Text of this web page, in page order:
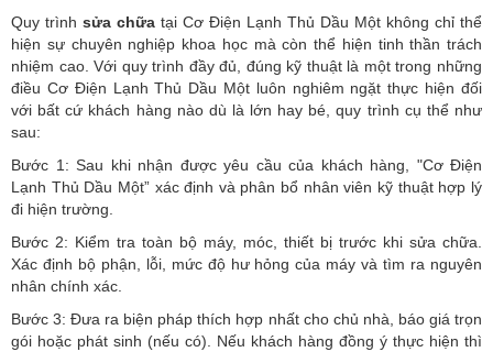
Quy trình sửa chữa tại Cơ Điện Lạnh Thủ Dầu Một không chỉ thể
hiện sự chuyên nghiệp khoa học mà còn thể hiện tinh thần trách
nhiệm cao. Với quy trình đầy đủ, đúng kỹ thuật là một trong những
điều Cơ Điện Lạnh Thủ Dầu Một luôn nghiêm ngặt thực hiện đối
với bất cứ khách hàng nào dù là lớn hay bé, quy trình cụ thể như
sau:
Bước 1: Sau khi nhận được yêu cầu của khách hàng, "Cơ Điện
Lạnh Thủ Dầu Một” xác định và phân bổ nhân viên kỹ thuật hợp lý
đi hiện trường.
Bước 2: Kiểm tra toàn bộ máy, móc, thiết bị trước khi sửa chữa.
Xác định bộ phận, lỗi, mức độ hư hỏng của máy và tìm ra nguyên
nhân chính xác.
Bước 3: Đưa ra biện pháp thích hợp nhất cho chủ nhà, báo giá trọn
gói hoặc phát sinh (nếu có). Nếu khách hàng đồng ý thực hiện thì